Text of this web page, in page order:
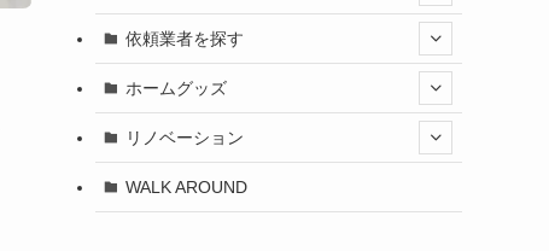
依頼業者を探す
ホームグッズ
リノベーション
WALK AROUND